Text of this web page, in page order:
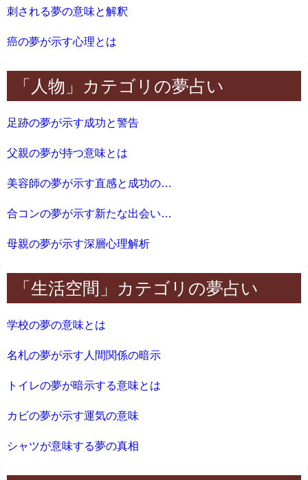
刺される夢の意味と解釈
癌の夢が示す心理とは
「人物」カテゴリの夢占い
足跡の夢が示す成功と警告
父親の夢が持つ意味とは
美容師の夢が示す直感と成功の兆し
合コンの夢が示す新たな出会いの意味
母親の夢が示す深層心理解析
「生活空間」カテゴリの夢占い
学校の夢の意味とは
名札の夢が示す人間関係の暗示
トイレの夢が暗示する意味とは
カビの夢が示す運気の意味
シャツが意味する夢の真相